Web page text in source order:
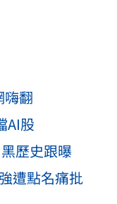
嗨翻
AI股
歷史跟曝
遭點名痛批